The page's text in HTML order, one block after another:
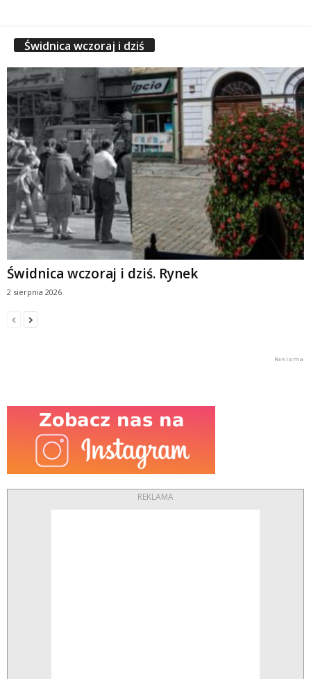
Świdnica wczoraj i dziś
Świdnica wczoraj i dziś. Rynek
2 sierpnia 2026
REKLAMA